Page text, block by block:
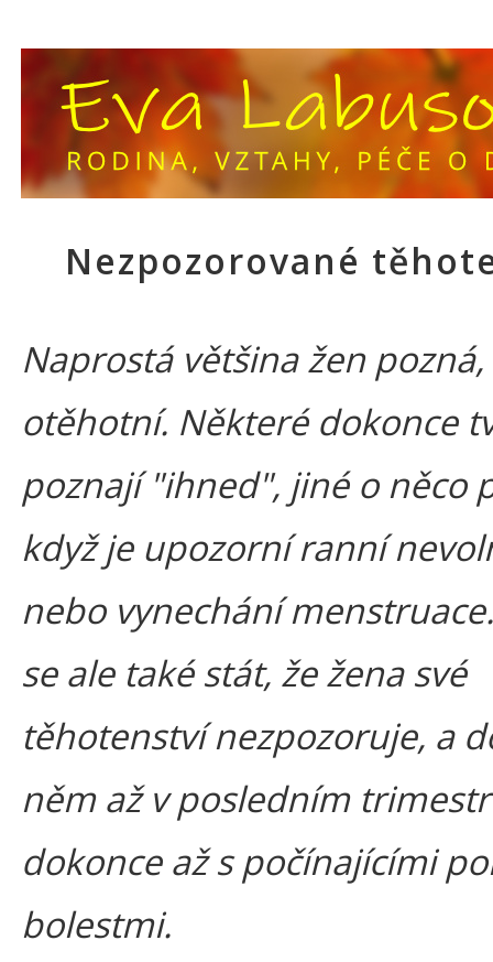
Nezpozorované
Naprostá většina žen pozná,
otěhotní. Některé dokonce
poznají "ihned", jiné o něco
když je upozorní ranní
nebo vynechání
se ale také stát, že žena své
těhotenství nezpozoruje, a
něm až v posledním
dokonce až s počínajícími
bolestmi.